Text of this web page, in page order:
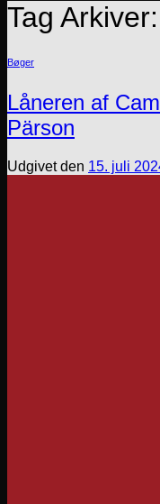
Tag Arkiver:
Bøger
Låneren af
Pärson
Udgivet den 15. juli